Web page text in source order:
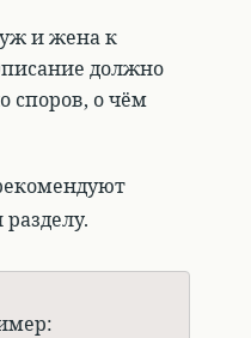
и жена к
должно
споров, о чём